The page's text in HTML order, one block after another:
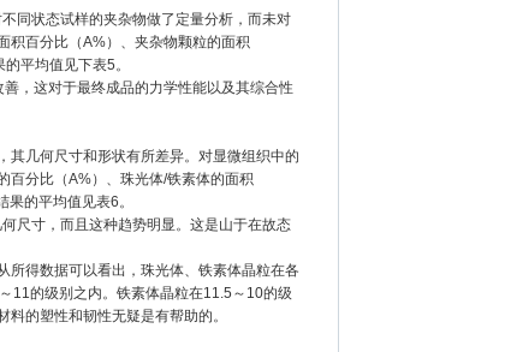
同状态试样的夹杂物做了定量分析，而未对
积百分比（A%）、夹杂物颗粒的面积
平均值见下表5。
，这对于最终成品的力学性能以及其综合性
其几何尺寸和形状有所差异。对显微组织中的
百分比（A%）、珠光体/铁素体的面积
的平均值见表6。
尺寸，而且这种趋势明显。这是山于在故态
所得数据可以看出，珠光体、铁素体晶粒在各
11的级别之内。铁素体晶粒在11.5～10的级
的塑性和韧性无疑是有帮助的。